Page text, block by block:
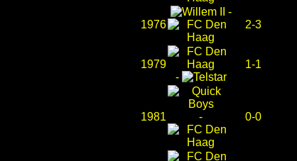
1976
-
2-3
1979
-
1-1
1981 - 0-0